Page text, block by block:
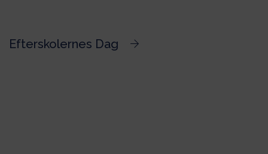
Efterskolernes Dag